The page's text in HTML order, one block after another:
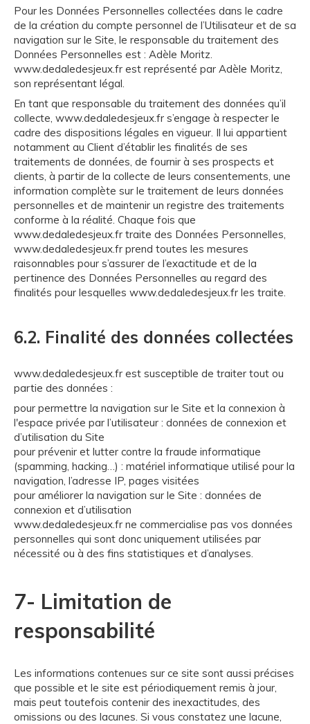
Pour les Données Personnelles collectées dans le cadre
de la création du compte personnel de l’Utilisateur et de sa
navigation sur le Site, le responsable du traitement des
Données Personnelles est : Adèle Moritz.
www.dedaledesjeux.fr est représenté par Adèle Moritz,
son représentant légal.
En tant que responsable du traitement des données qu’il
collecte, www.dedaledesjeux.fr s’engage à respecter le
cadre des dispositions légales en vigueur. Il lui appartient
notamment au Client d’établir les finalités de ses
traitements de données, de fournir à ses prospects et
clients, à partir de la collecte de leurs consentements, une
information complète sur le traitement de leurs données
personnelles et de maintenir un registre des traitements
conforme à la réalité. Chaque fois que
www.dedaledesjeux.fr traite des Données Personnelles,
www.dedaledesjeux.fr prend toutes les mesures
raisonnables pour s’assurer de l’exactitude et de la
pertinence des Données Personnelles au regard des
finalités pour lesquelles www.dedaledesjeux.fr les traite.
6.2. Finalité des données collectées
www.dedaledesjeux.fr est susceptible de traiter tout ou
partie des données :
pour permettre la navigation sur le Site et la connexion à
l'espace privée par l’utilisateur : données de connexion et
d’utilisation du Site
pour prévenir et lutter contre la fraude informatique
(spamming, hacking…) : matériel informatique utilisé pour la
navigation, l’adresse IP, pages visitées
pour améliorer la navigation sur le Site : données de
connexion et d’utilisation
www.dedaledesjeux.fr ne commercialise pas vos données
personnelles qui sont donc uniquement utilisées par
nécessité ou à des fins statistiques et d’analyses.
7- Limitation de
responsabilité
Les informations contenues sur ce site sont aussi précises
que possible et le site est périodiquement remis à jour,
mais peut toutefois contenir des inexactitudes, des
omissions ou des lacunes. Si vous constatez une lacune,